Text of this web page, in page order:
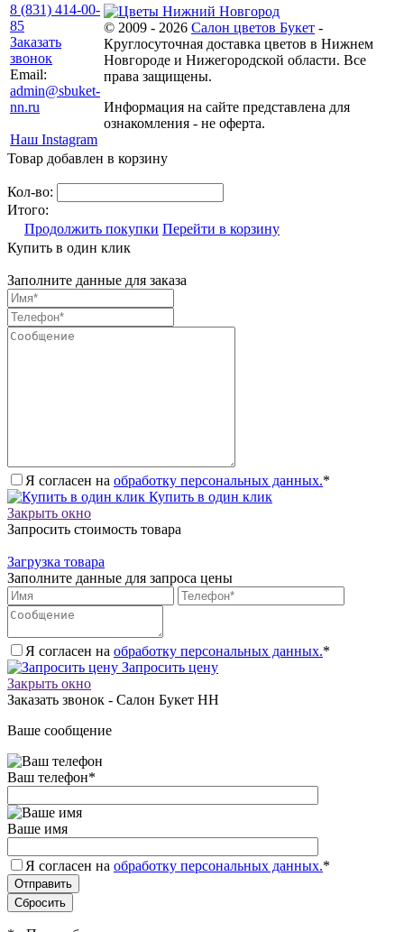
8 (831) 414-00-
85
Заказать
звонок
Email:
admin@sbuket-
nn.ru
Наш Instagram
© 2009 - 2026 Салон цветов Букет -
Круглосуточная доставка цветов в Нижнем
Новгороде и Нижегородской области. Все
права защищены.
Информация на сайте представлена для
ознакомления - не оферта.
Товар добавлен в корзину
Кол-во:
Итого:
Продолжить покупки Перейти в корзину
Купить в один клик
Заполните данные для заказа
Я согласен на обработку персональных данных.*
Купить в один клик
Закрыть окно
Запросить стоимость товара
Загрузка товара
Заполните данные для запроса цены
Я согласен на обработку персональных данных.*
Запросить цену
Закрыть окно
Заказать звонок - Салон Букет НН
Ваше сообщение
Ваш телефон*
Ваше имя
Я согласен на обработку персональных данных.*